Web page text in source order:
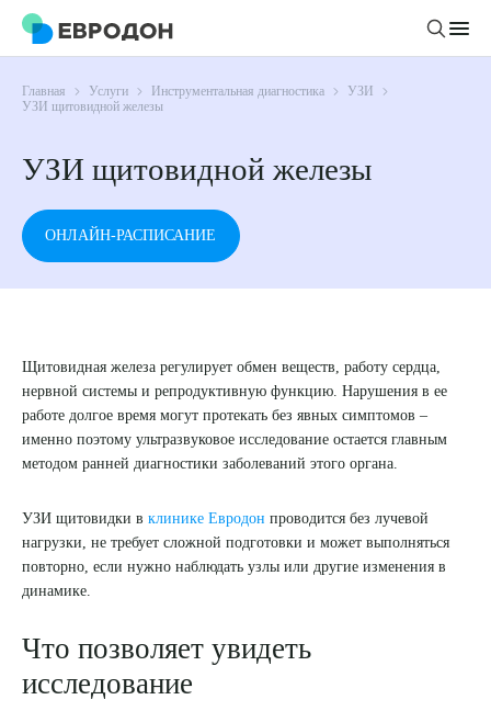
Личный кабинет
О компании
Новости
Статьи
Правовая информация
Политика конфиденциальности
Пользовательское соглашение
Врачи
Инструментальная диагностика
Хирургический стационар
Подготовка к анализам
Подготовка к диагностике
ДМС
Акции
8 (863) 309-05-06
ЗАПИСЬ ОНЛАЙН
Главная Услуги Инструментальная диагностика
УЗИ
УЗИ щитовидной железы
УЗИ щитовидной железы
ОНЛАЙН-РАСПИСАНИЕ
Щитовидная железа регулирует обмен веществ, работу сердца,
нервной системы и репродуктивную функцию. Нарушения в ее
работе долгое время могут протекать без явных симптомов –
именно поэтому ультразвуковое исследование остается главным
методом ранней диагностики заболеваний этого органа.
УЗИ щитовидки в клинике Евродон проводится без лучевой
нагрузки, не требует сложной подготовки и может выполняться
повторно, если нужно наблюдать узлы или другие изменения в
динамике.
Что позволяет увидеть
исследование